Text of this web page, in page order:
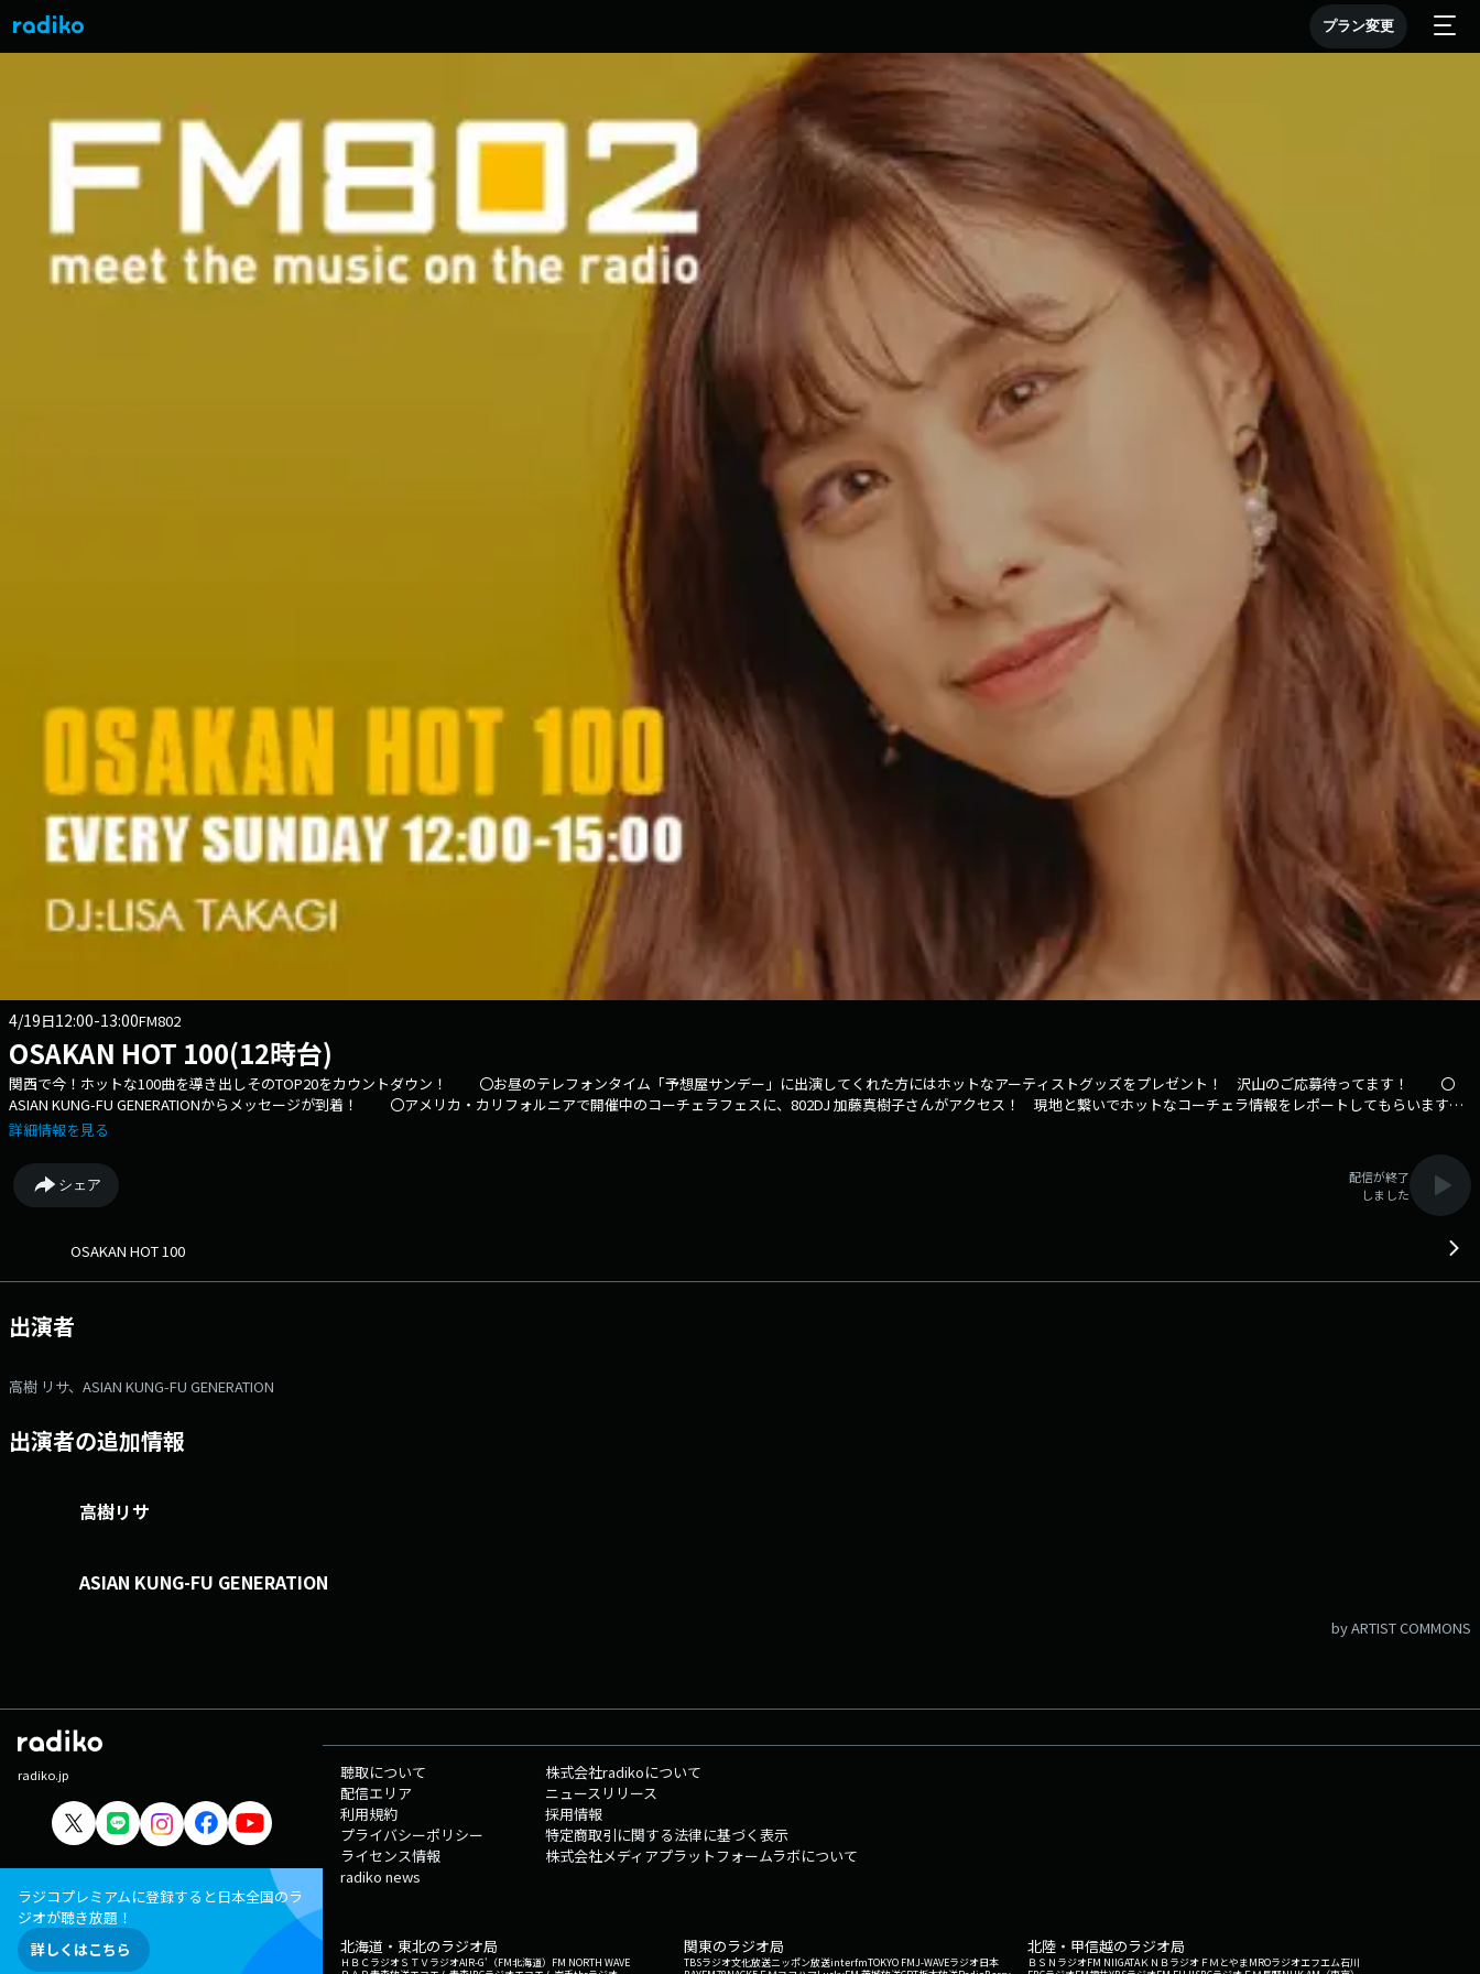
プラン変更
4/19日12:00-13:00FM802
OSAKAN HOT 100(12時台)
関西で今！ホットな100曲を導き出しそのTOP20をカウントダウン！ 〇お昼のテレフォンタイム「予想屋サンデー」に出演してくれた方にはホットなアーティストグッズをプレゼント！ 沢山のご応募待ってます！ 〇
ASIAN KUNG-FU GENERATIONからメッセージが到着！ 〇アメリカ・カリフォルニアで開催中のコーチェラフェスに、802DJ 加藤真樹子さんがアクセス！ 現地と繋いでホットなコーチェラ情報をレポートしてもらいます
♪ ⇒番組HPはコチラ ⇒リクエスト・メッセージはコチラ ⇒twitterハッシュタグは「#fm802」 ⇒twitterアカウントは「@fm802_pr」 ⇒facebookページはコチラ
詳細情報を見る
シェア
配信が終了
しました
OSAKAN HOT 100
出演者
高樹 リサ、ASIAN KUNG-FU GENERATION
出演者の追加情報
高樹リサ
ASIAN KUNG-FU GENERATION
by ARTIST COMMONS
radiko.jp
ラジコプレミアムに登録すると日本全国のラ
ジオが聴き放題！
詳しくはこちら
聴取について
配信エリア
利用規約
プライバシーポリシー
ライセンス情報
radiko news
株式会社radikoについて
ニュースリリース
採用情報
特定商取引に関する法律に基づく表示
株式会社メディアプラットフォームラボについて
北海道・東北のラジオ局
ＨＢＣラジオＳＴＶラジオAIR-G'（FM北海道） FM NORTH WAVE
関東のラジオ局
TBSラジオ文化放送ニッポン放送interfmTOKYO FMJ-WAVEラジオ日本
北陸・甲信越のラジオ局
ＢＳＮラジオFM NIIGATAＫＮＢラジオ ＦＭとやまMROラジオエフエム石川